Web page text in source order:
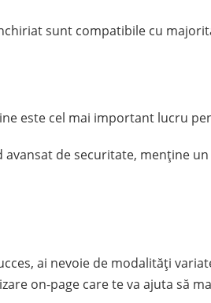
sunt compatibile cu
este cel mai important lucru
de securitate, menține
ai nevoie de modalități
on-page care te va ajuta să